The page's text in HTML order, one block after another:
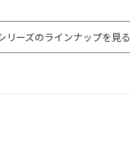
リーズのラインナップを見る